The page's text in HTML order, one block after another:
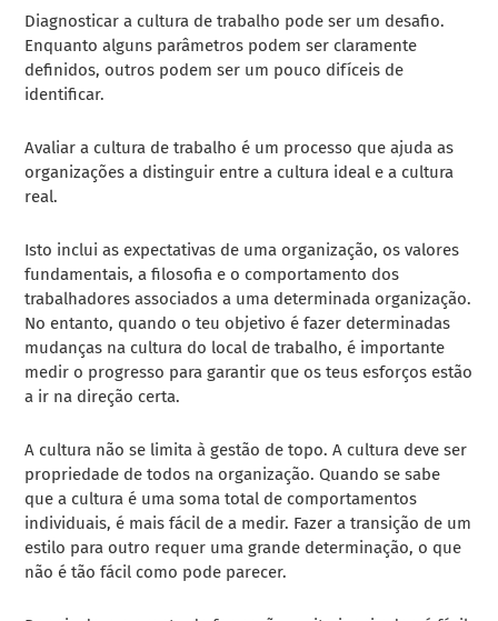
Diagnosticar a cultura de trabalho pode ser um desafio.
Enquanto alguns parâmetros podem ser claramente
definidos, outros podem ser um pouco difíceis de
identificar.
Avaliar a cultura de trabalho é um processo que ajuda as
organizações a distinguir entre a cultura ideal e a cultura
real.
Isto inclui as expectativas de uma organização, os valores
fundamentais, a filosofia e o comportamento dos
trabalhadores associados a uma determinada organização.
No entanto, quando o teu objetivo é fazer determinadas
mudanças na cultura do local de trabalho, é importante
medir o progresso para garantir que os teus esforços estão
a ir na direção certa.
A cultura não se limita à gestão de topo. A cultura deve ser
propriedade de todos na organização. Quando se sabe
que a cultura é uma soma total de comportamentos
individuais, é mais fácil de a medir. Fazer a transição de um
estilo para outro requer uma grande determinação, o que
não é tão fácil como pode parecer.